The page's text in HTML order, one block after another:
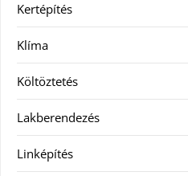
Kertépítés
Klíma
Költöztetés
Lakberendezés
Linképítés